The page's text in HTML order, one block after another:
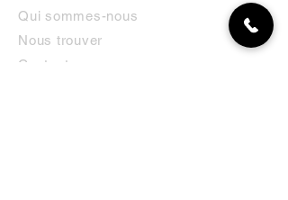
Qui sommes-nous
Nous trouver
Contact